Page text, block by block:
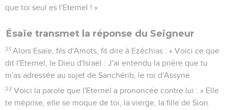
que toi seul es l'Eternel ! »
Ésaïe transmet la réponse du Seigneur
21 Alors Esaïe, fils d'Amots, fit dire à Ezéchias : « Voici ce que
dit l'Eternel, le Dieu d'Israël : J'ai entendu la prière que tu
m'as adressée au sujet de Sanchérib, le roi d'Assyrie.
22 Voici la parole que l'Eternel a prononcée contre lui : » Elle
te méprise, elle se moque de toi, la vierge, la fille de Sion.